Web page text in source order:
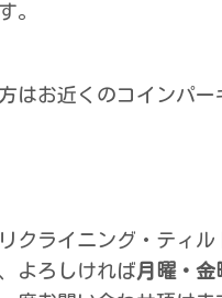
。
はお近くのコインパー
クライニング・ティル
よろしければ月曜・金